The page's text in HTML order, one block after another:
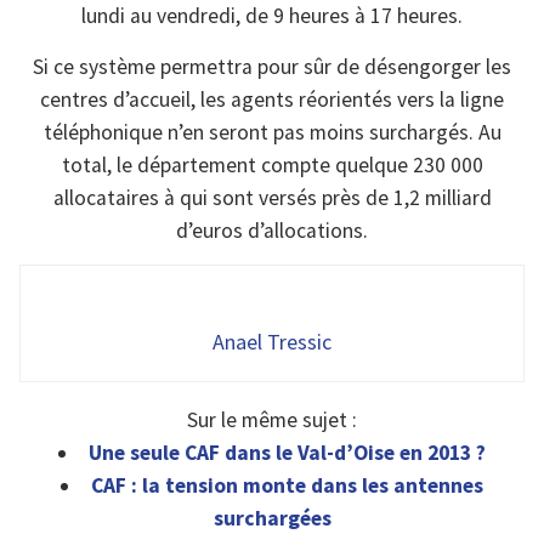
lundi au vendredi, de 9 heures à 17 heures.
Si ce système permettra pour sûr de désengorger les
centres d’accueil, les agents réorientés vers la ligne
téléphonique n’en seront pas moins surchargés. Au
total, le département compte quelque 230 000
allocataires à qui sont versés près de 1,2 milliard
d’euros d’allocations.
Anael Tressic
Sur le même sujet :
Une seule CAF dans le Val-d’Oise en 2013 ?
CAF : la tension monte dans les antennes
surchargées